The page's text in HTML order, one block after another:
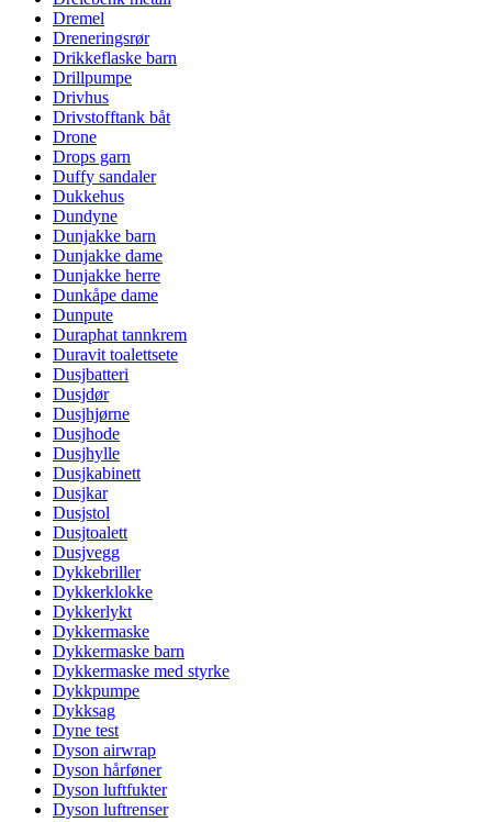
Dremel
Dreneringsrør
Drikkeflaske barn
Drillpumpe
Drivhus
Drivstofftank båt
Drone
Drops garn
Duffy sandaler
Dukkehus
Dundyne
Dunjakke barn
Dunjakke dame
Dunjakke herre
Dunkåpe dame
Dunpute
Duraphat tannkrem
Duravit toalettsete
Dusjbatteri
Dusjdør
Dusjhjørne
Dusjhode
Dusjhylle
Dusjkabinett
Dusjkar
Dusjstol
Dusjtoalett
Dusjvegg
Dykkebriller
Dykkerklokke
Dykkerlykt
Dykkermaske
Dykkermaske barn
Dykkermaske med styrke
Dykkpumpe
Dykksag
Dyne test
Dyson airwrap
Dyson hårføner
Dyson luftfukter
Dyson luftrenser